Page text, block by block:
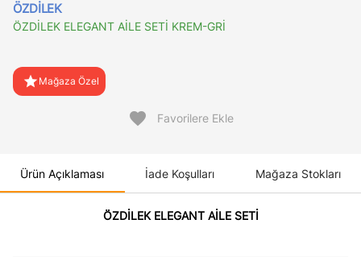
ÖZDİLEK
ÖZDİLEK ELEGANT AİLE SETİ KREM-GRİ
star Mağaza Özel
favorite Favorilere Ekle
Ürün Açıklaması İade Koşulları Mağaza Stokları
ÖZDİLEK ELEGANT AİLE SETİ